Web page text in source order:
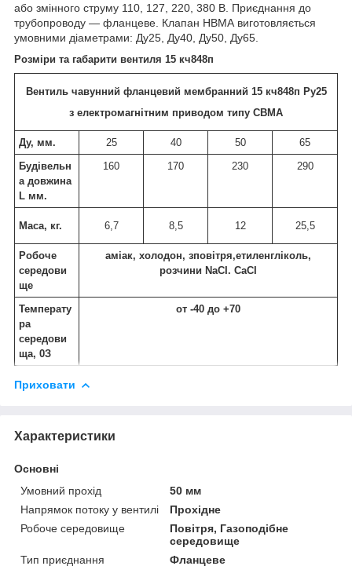
або змінного струму 110, 127, 220, 380 В. Приєднання до
трубопроводу — фланцеве. Клапан НВМА виготовляється
умовними діаметрами: Ду25, Ду40, Ду50, Ду65.
Розміри та габарити вентиля 15 кч848п
Вентиль чавунний фланцевий мембранний 15 кч848п Ру25
з електромагнітним приводом типу СВМА
Ду, мм. 25 40 50
65
Будівельн
а довжина
L мм.
160 170 230 290
Маса, кг. 6,7 8,5 12 25,5
Робоче
середови
ще
аміак, холодон, зповітря,етиленгліколь,
розчини NaCI. CaCI
Температу
ра
середови
ща, 0З
от -40 до +70
Приховати
Характеристики
Основні
Умовний прохід
50 мм
Напрямок потоку у вентилі
Прохідне
Робоче середовище
Повітря, Газоподібне
середовище
Тип приєднання
Фланцеве